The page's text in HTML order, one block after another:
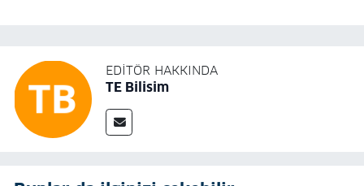
EDITÖR HAKKINDA
TE Bilisim